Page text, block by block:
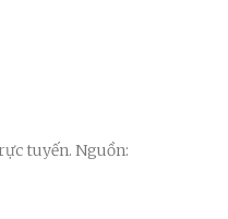
tuyến. Nguồn: